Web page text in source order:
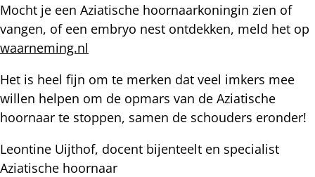
Mocht je een Aziatische hoornaarkoningin zien of
vangen, of een embryo nest ontdekken, meld het op
waarneming.nl
Het is heel fijn om te merken dat veel imkers mee
willen helpen om de opmars van de Aziatische
hoornaar te stoppen, samen de schouders eronder!
Leontine Uijthof, docent bijenteelt en specialist
Aziatische hoornaar